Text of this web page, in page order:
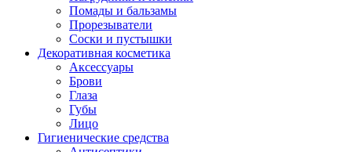
Помады и бальзамы
Прорезыватели
Соски и пустышки
Декоративная косметика
Аксессуары
Брови
Глаза
Губы
Лицо
Гигиенические средства